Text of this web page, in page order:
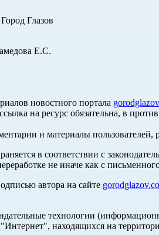
Глазов
Е.С.
новостного портала
на ресурс обязательна, в
и материалы
в соответствии с
не иначе как с
автора на сайте
технологии
находящихся на